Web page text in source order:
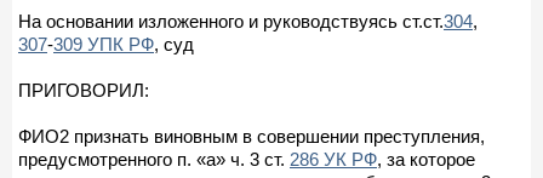
На основании изложенного и руководствуясь ст.ст.304,
307-309 УПК РФ, суд
ПРИГОВОРИЛ:
ФИО2 признать виновным в совершении преступления,
предусмотренного п. «а» ч. 3 ст. 286 УК РФ, за которое